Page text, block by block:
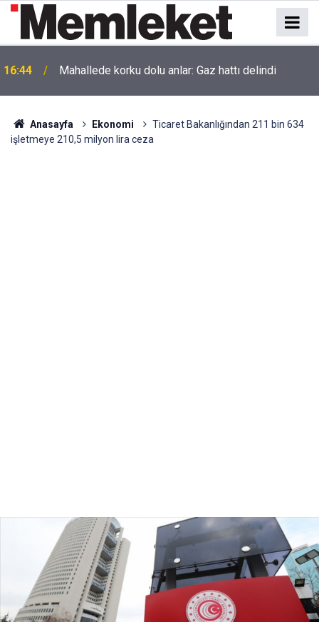
16:44 Mahallede korku dolu anlar: Gaz hattı delindi
Anasayfa Ekonomi
Ticaret Bakanlığından 211 bin 634
işletmeye 210,5 milyon lira ceza